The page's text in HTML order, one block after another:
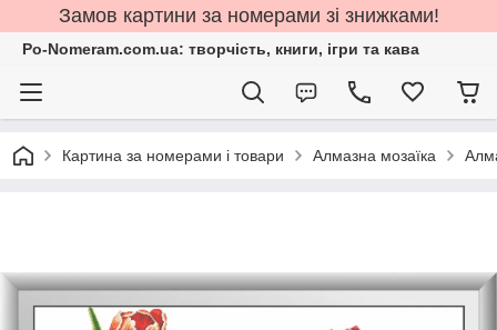
Замов картини за номерами зі знижками!
Po-Nomeram.com.ua: творчість, книги, ігри та кава
Картина за номерами і товари Алмазна мозаїка